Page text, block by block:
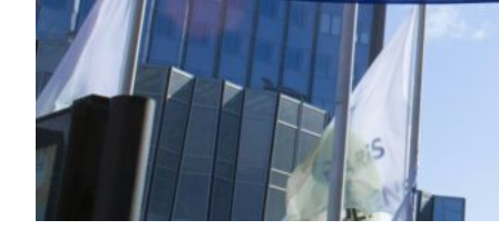
social media, i quali potrebbero combinarle con altre
Selezione
consenso
Necessari
Preferenze